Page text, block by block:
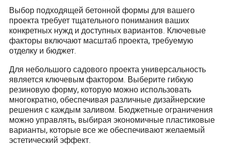
Выбор подходящей бетонной формы для вашего
проекта требует тщательного понимания ваших
конкретных нужд и доступных вариантов. Ключевые
факторы включают масштаб проекта, требуемую
отделку и бюджет.
Для небольшого садового проекта универсальность
является ключевым фактором. Выберите гибкую
резиновую форму, которую можно использовать
многократно, обеспечивая различные дизайнерские
решения с каждым заливом. Бюджетные ограничения
можно управлять, выбирая экономичные пластиковые
варианты, которые все же обеспечивают желаемый
эстетический эффект.